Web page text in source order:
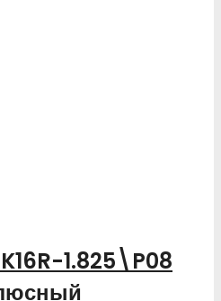
1.825\P08